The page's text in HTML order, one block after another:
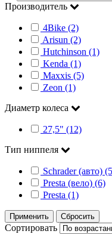
Производитель
4Bike (2)
Arisun (2)
Hutchinson (1)
Kenda (1)
Maxxis (5)
Zeon (1)
Диаметр колеса
27,5" (12)
Тип ниппеля
Schrader (авто)
Presta (вело) (6)
Presta (1)
Применить Сбросить
Сортировать